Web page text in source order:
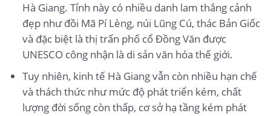
Hà Giang. Tỉnh này có nhiều danh lam thắng cảnh
đẹp như đồi Mã Pí Lèng, núi Lũng Cú, thác Bản Giốc
và đặc biệt là thị trấn phố cổ Đồng Văn được
UNESCO công nhận là di sản văn hóa thế giới.
Tuy nhiên, kinh tế Hà Giang vẫn còn nhiều hạn chế
và thách thức như mức độ phát triển kém, chất
lượng đời sống còn thấp, cơ sở hạ tầng kém phát